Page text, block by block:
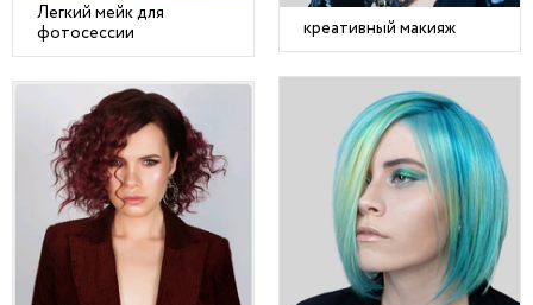
Легкий мейк для
фотосессии
креативный макияж